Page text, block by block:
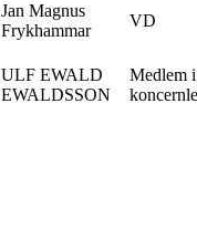
Jan Magnus
Frykhammar
VD
ULF EWALD
EWALDSSON
Medlem i